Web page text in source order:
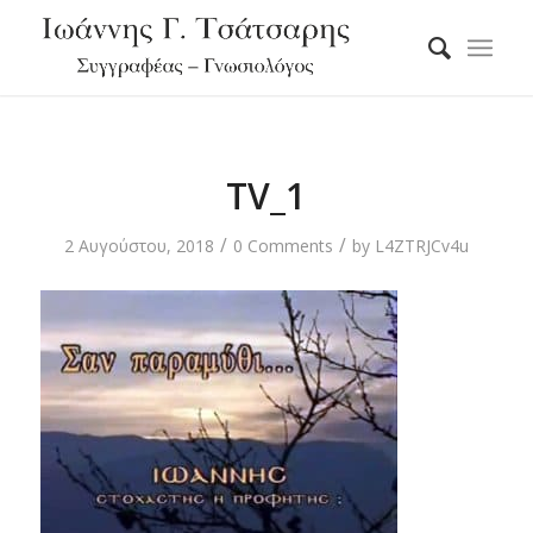
TV_1
2 Αυγούστου, 2018 / 0 Comments / by L4ZTRJCv4u